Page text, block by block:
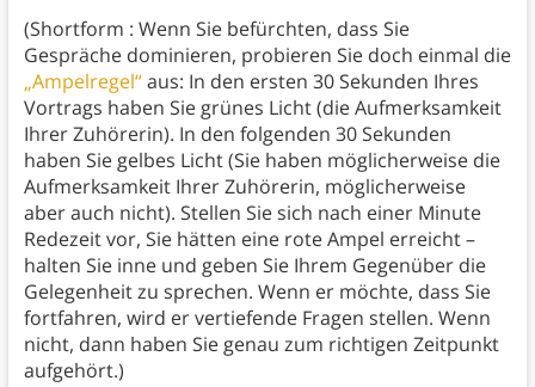
(Shortform : Wenn Sie befürchten, dass Sie
Gespräche dominieren, probieren Sie doch einmal die
„Ampelregel“aus: In den ersten 30 Sekunden Ihres
Vortrags haben Sie grünes Licht (die Aufmerksamkeit
Ihrer Zuhörerin). In den folgenden 30 Sekunden
haben Sie gelbes Licht (Sie haben möglicherweise die
Aufmerksamkeit Ihrer Zuhörerin, möglicherweise
aber auch nicht). Stellen Sie sich nach einer Minute
Redezeit vor, Sie hätten eine rote Ampel erreicht –
halten Sie inne und geben Sie Ihrem Gegenüber die
Gelegenheit zu sprechen. Wenn er möchte, dass Sie
fortfahren, wird er vertiefende Fragen stellen. Wenn
nicht, dann haben Sie genau zum richtigen Zeitpunkt
aufgehört.)